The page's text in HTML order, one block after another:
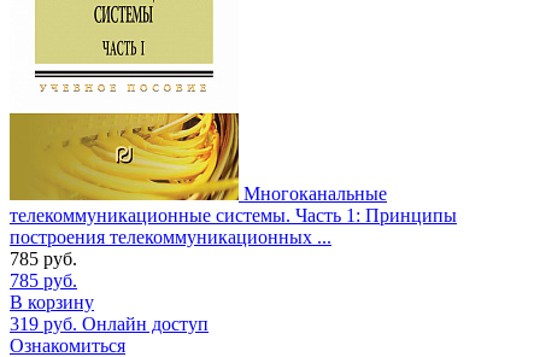
Многоканальные
телекоммуникационные системы. Часть 1: Принципы
построения телекоммуникационных ...
785 руб.
785 руб.
В корзину
319 руб. Онлайн доступ
Ознакомиться